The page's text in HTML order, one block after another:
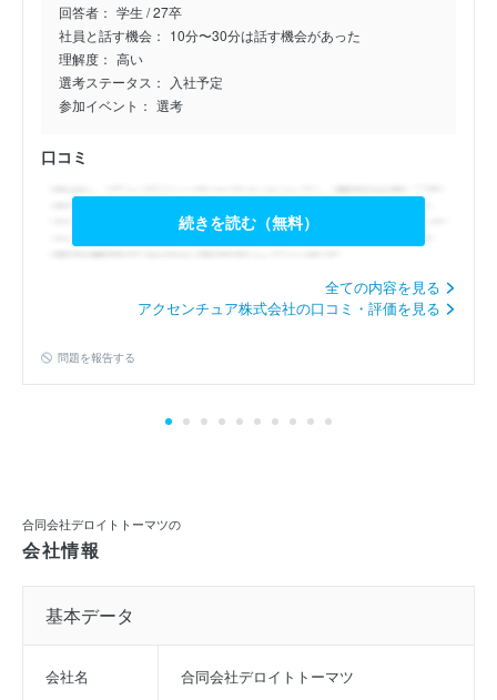
公開日：2026年6月29日
27卒/選考落選/合同会社デ…
4.0
4.0
公開日：2026年6月29日
4.0
回答者： 学生 / 27卒
社員と話す機会： 10分〜30分は話す機会があった
理解度： 高い
選考ステータス：
入社予定
参加イベント： 選考
口コミ
続きを読む（無料）
全ての内容を見る
アクセンチュア株式会社の口コミ・評価を見る
問題を報告する
合同会社デロイトトーマツの
会社情報
基本データ
会社名 合同会社デロイトトーマツ